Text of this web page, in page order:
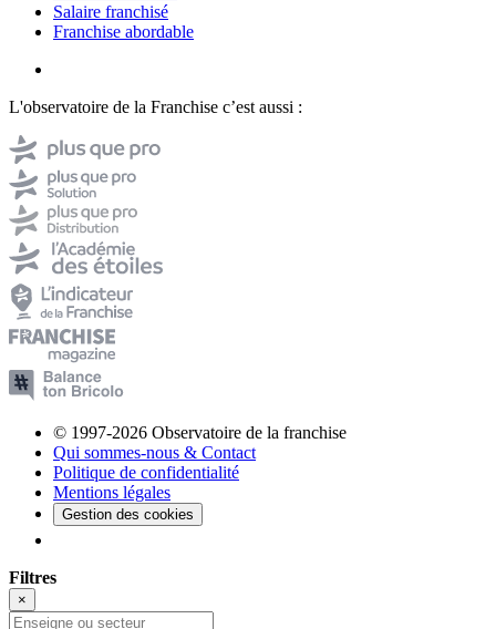
Salaire franchisé
Franchise abordable
L'observatoire de la Franchise c’est aussi :
© 1997-2026 Observatoire de la franchise
Qui sommes-nous & Contact
Politique de confidentialité
Mentions légales
Gestion des cookies
Filtres
×